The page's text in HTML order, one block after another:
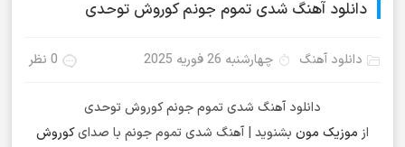
دانلود آهنگ شدی تموم جونم کوروش توحدی
دانلود آهنگ چهارشنبه 26 فوریه 2025 0 نظر
دانلود آهنگ شدی تموم جونم کوروش توحدی
از موزیک مون بشنوید | آهنگ شدی تموم جونم با صدایکوروش